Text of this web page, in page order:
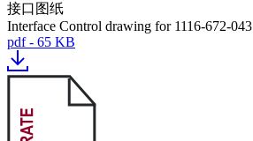
接口图纸
Interface Control drawing for 1116-672-043
pdf - 65 KB